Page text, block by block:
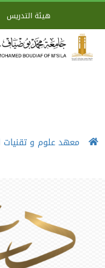
هيئة التدريس
معهد علوم و تقنيات